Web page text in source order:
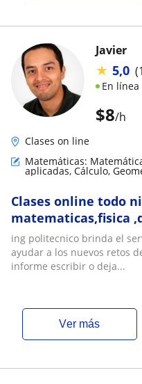
$8/h
Javier
★ 5,0
En línea
Clases on line
Matemáticas:
aplicadas, Cálculo,
Trigonometría
Clases online todo
matematicas,fisica
materiales
ing politecnico brinda el
ayudar a los nuevos retos
informe escribir o deja...
ver más